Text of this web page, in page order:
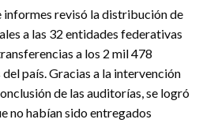
informes revisó la distribución de
a las 32 entidades federativas
a los 2 mil 478
país. Gracias a la intervención
de las auditorías, se logró
no habían sido entregados